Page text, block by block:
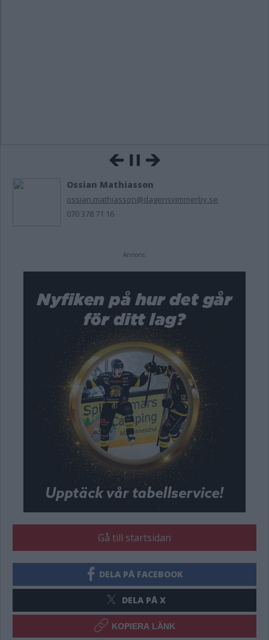
Ossian Mathiasson
ossian.mathiasson@dagensvimmerby.se
070 378 71 16
Annons:
Gå till startsidan
DELA PÅ FACEBOOK
DELA PÅ X
KOPIERA LÄNK